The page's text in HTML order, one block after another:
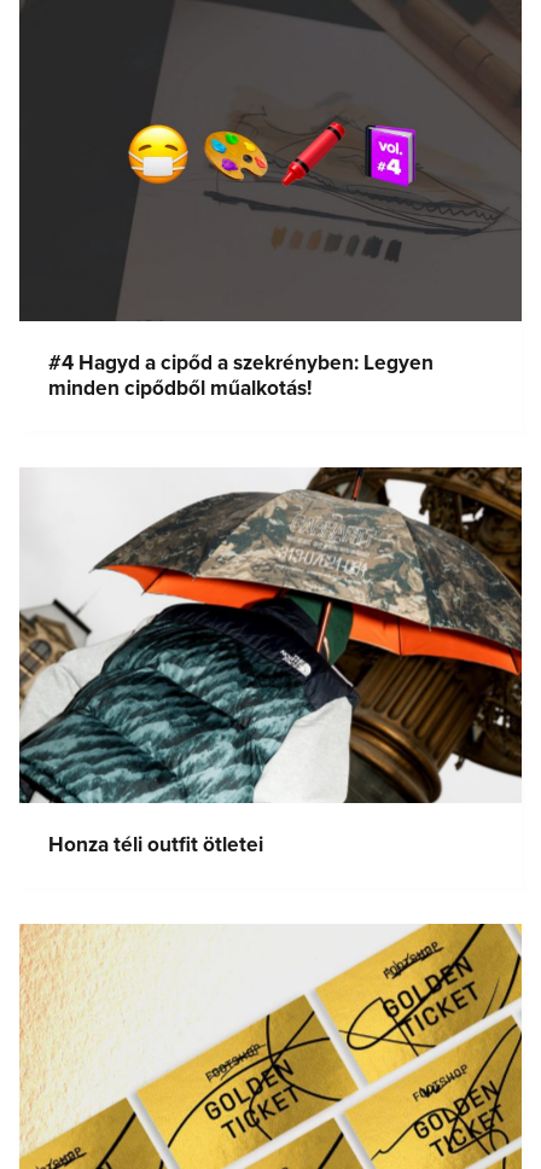
#4 Hagyd a cipőd a szekrényben: Legyen
minden cipődből műalkotás!
Honza téli outfit ötletei